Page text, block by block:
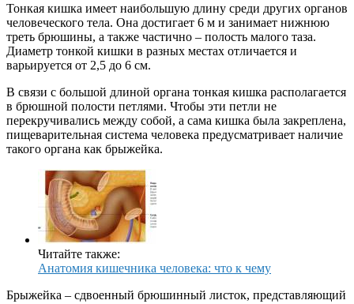
Тонкая кишка имеет наибольшую длину среди других органов
человеческого тела. Она достигает 6 м и занимает нижнюю
треть брюшины, а также частично – полость малого таза.
Диаметр тонкой кишки в разных местах отличается и
варьируется от 2,5 до 6 см.
В связи с большой длиной органа тонкая кишка располагается
в брюшной полости петлями. Чтобы эти петли не
перекручивались между собой, а сама кишка была закреплена,
пищеварительная система человека предусматривает наличие
такого органа как брыжейка.
Читайте также:
Анатомия кишечника человека: что к чему
Брыжейка – сдвоенный брюшинный листок, представляющий